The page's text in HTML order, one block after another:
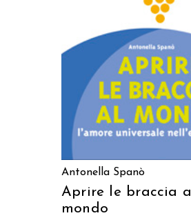
LEGGI TUTTO
Antonella Spanò
Aprire le braccia al
mondo